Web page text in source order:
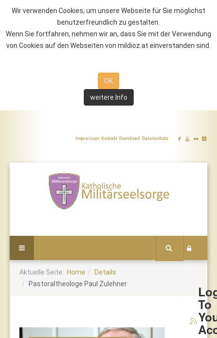
Wir verwenden Cookies, um unsere Webseite für Sie möglichst
benutzerfreundlich zu gestalten.
Wenn Sie fortfahren, nehmen wir an, dass Sie mit der Verwendung
von Cookies auf den Webseiten von mildioz.at einverstanden sind.
OK
weitere Info
Impressum Kontakt Download Datenschutz
To
Aktuelle Seite: Home
Details
Pastoraltheologe Paul Zulehner